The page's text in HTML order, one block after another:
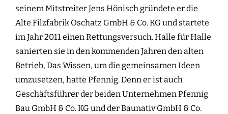
seinem Mitstreiter Jens Hönisch gründete er die
Alte Filzfabrik Oschatz GmbH & Co. KG und startete
im Jahr 2011 einen Rettungsversuch. Halle für Halle
sanierten sie in den kommenden Jahren den alten
Betrieb, Das Wissen, um die gemeinsamen Ideen
umzusetzen, hatte Pfennig. Denn er ist auch
Geschäftsführer der beiden Unternehmen Pfennig
Bau GmbH & Co. KG und der Baunativ GmbH & Co.